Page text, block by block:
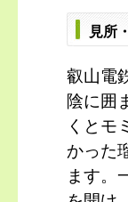
見所
叡山電
陰に囲
くとモ
かった
ます。